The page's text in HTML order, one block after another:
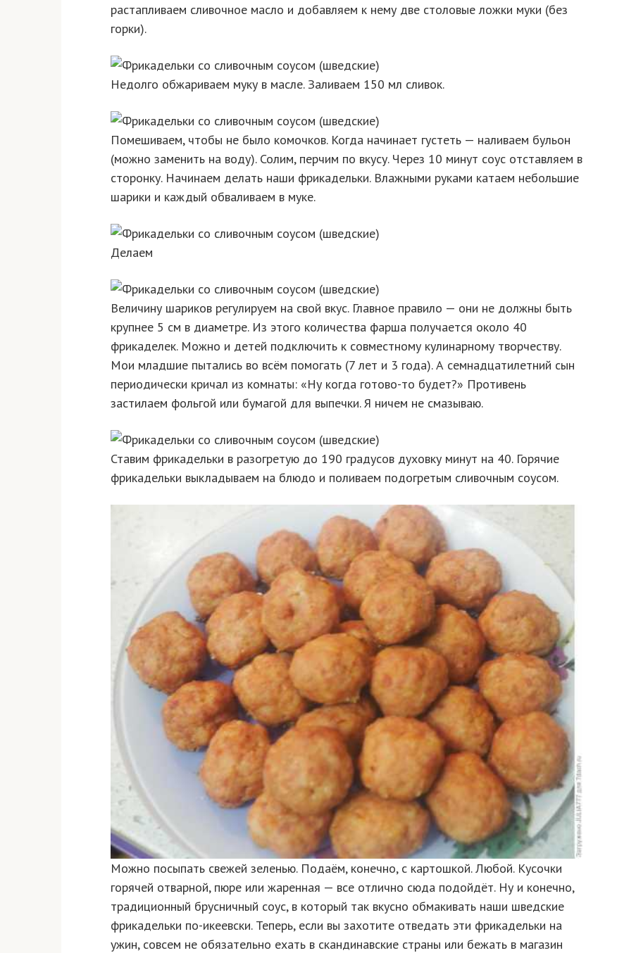
растапливаем сливочное масло и добавляем к нему две столовые ложки муки (без
горки).
Недолго обжариваем муку в масле. Заливаем 150 мл сливок.
Помешиваем, чтобы не было комочков. Когда начинает густеть — наливаем бульон
(можно заменить на воду). Солим, перчим по вкусу. Через 10 минут соус отставляем в
сторонку. Начинаем делать наши фрикадельки. Влажными руками катаем небольшие
шарики и каждый обваливаем в муке.
Делаем
Величину шариков регулируем на свой вкус. Главное правило — они не должны быть
крупнее 5 см в диаметре. Из этого количества фарша получается около 40
фрикаделек. Можно и детей подключить к совместному кулинарному творчеству.
Мои младшие пытались во всём помогать (7 лет и 3 года). А семнадцатилетний сын
периодически кричал из комнаты: «Ну когда готово-то будет?» Противень
застилаем фольгой или бумагой для выпечки. Я ничем не смазываю.
Ставим фрикадельки в разогретую до 190 градусов духовку минут на 40. Горячие
фрикадельки выкладываем на блюдо и поливаем подогретым сливочным соусом.
Можно посыпать свежей зеленью. Подаём, конечно, с картошкой. Любой. Кусочки
горячей отварной, пюре или жаренная — все отлично сюда подойдёт. Ну и конечно,
традиционный брусничный соус, в который так вкусно обмакивать наши шведские
фрикадельки по-икеевски. Теперь, если вы захотите отведать эти фрикадельки на
ужин, совсем не обязательно ехать в скандинавские страны или бежать в магазин